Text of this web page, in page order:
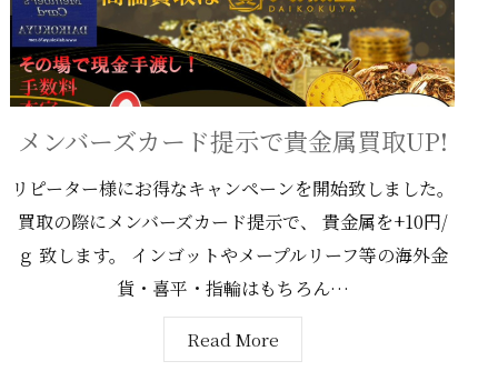
メンバーズカード提示で貴金属買取UP!
リピーター様にお得なキャンペーンを開始致しました。
買取の際にメンバーズカード提示で、 貴金属を+10円/
ｇ 致します。 インゴットやメープルリーフ等の海外金
貨・喜平・指輪はもちろん…
Read More